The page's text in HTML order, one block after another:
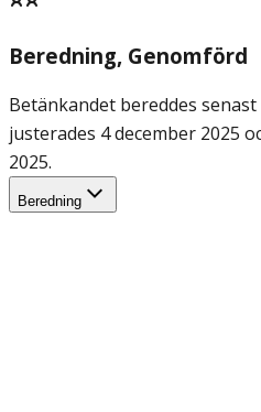
Beredning, Genomförd
Betänkandet bereddes
justerades 4 december 2025
2025.
Beredning